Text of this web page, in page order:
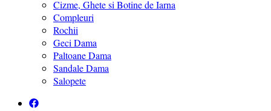
Cizme, Ghete si Botine de Iarna
Compleuri
Rochii
Geci Dama
Paltoane Dama
Sandale Dama
Salopete